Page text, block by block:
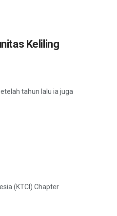
Keliling
tahun lalu ia juga
(KTCI) Chapter